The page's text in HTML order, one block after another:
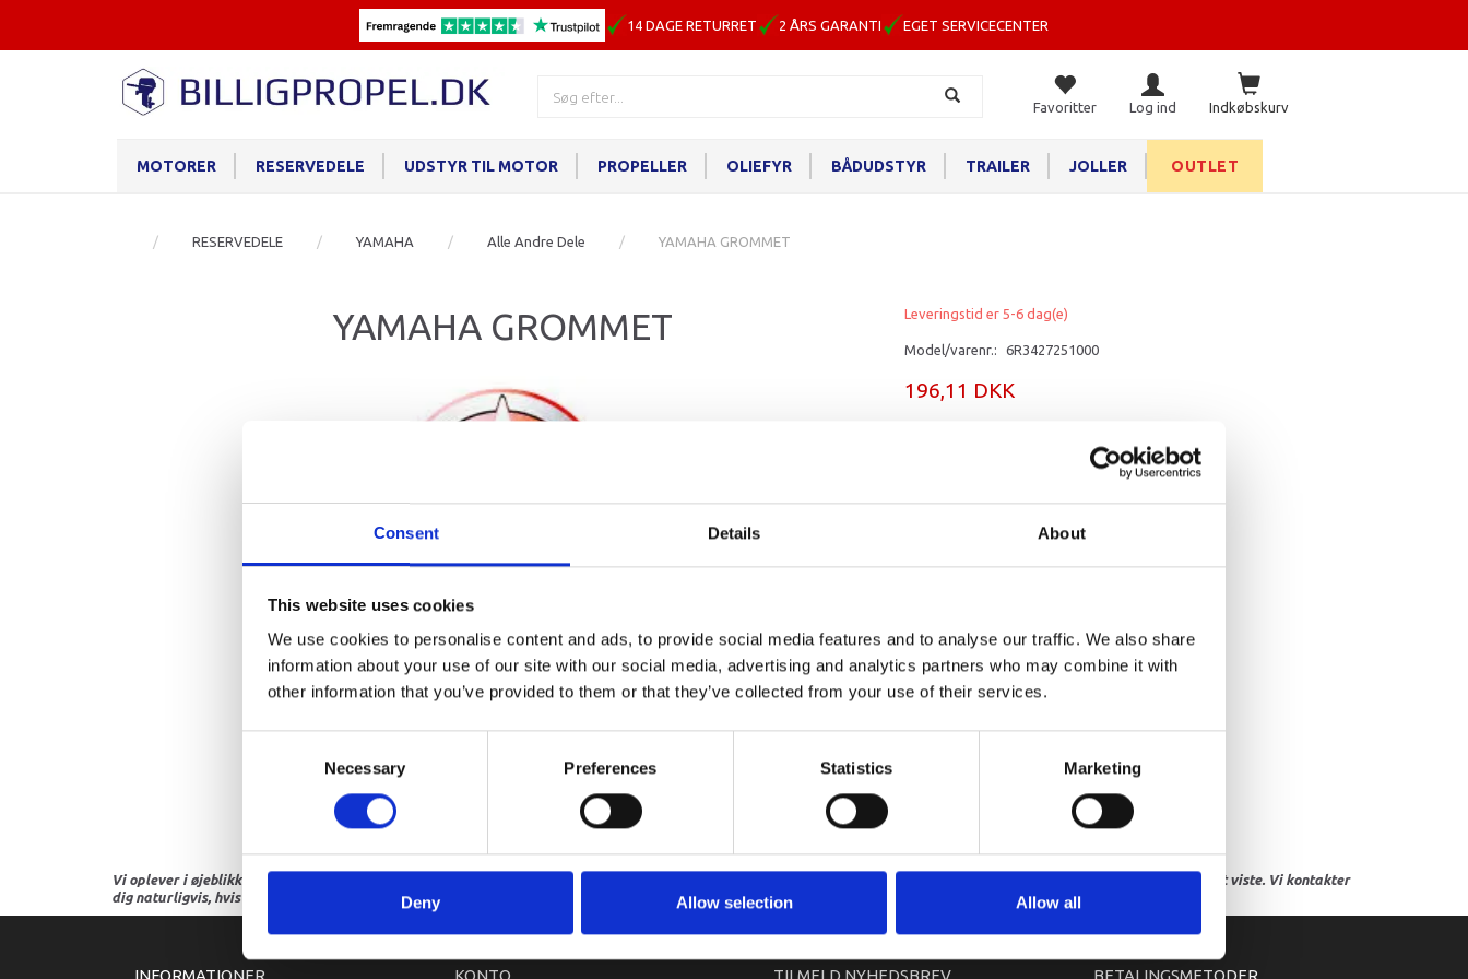
Consent Details About
This website uses cookies
We use cookies to personalise content and ads, to provide social media features and to analyse our traffic. We also share
information about your use of our site with our social media, advertising and analytics partners who may combine it with
other information that you’ve provided to them or that they’ve collected from your use of their services.
Necessary Preferences Statistics Marketing
Deny Allow selection Allow all
14 DAGE RETURRET 2 ÅRS GARANTI EGET SERVICECENTER
Indkøbskurv
Favoritter Log ind
MOTORER RESERVEDELE UDSTYR TIL MOTOR PROPELLER OLIEFYR BÅDUDSTYR TRAILER JOLLER OUTLET
RESERVEDELE YAMAHA Alle Andre Dele YAMAHA GROMMET
YAMAHA GROMMET Leveringstid er 5-6 dag(e)
Model/varenr.: 6R3427251000
196,11 DKK
Vi oplever i øjeblikket store og hyppige prisændringer i markedet. Derfor kan der i enkelte tilfælde være produkter, som ikke kan leveres, eller hvor prisen afviger fra det viste. Vi kontakter
dig naturligvis, hvis dette er tilfældet.
INFORMATIONER KONTO TILMELD NYHEDSBREV BETALINGSMETODER